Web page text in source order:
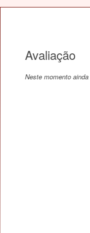
Avaliação
Neste momento